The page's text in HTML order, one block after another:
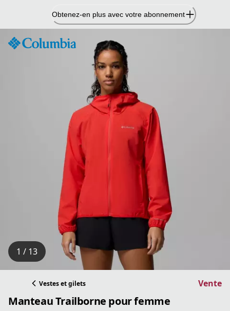
contenu
Obtenez-en plus avec votre abonnement
1 / 13
Vestes et gilets Vente
Manteau Trailborne pour femme